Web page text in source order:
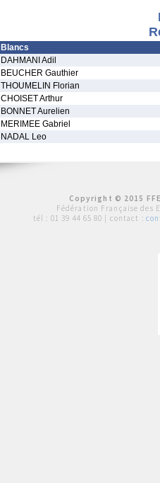
Blancs
DAHMANI Adil
BEUCHER Gauthier
THOUMELIN Florian
CHOISET Arthur
BONNET Aurelien
MERIMEE Gabriel
NADAL Leo
Copyright © 2015
Fédération Française des
tél : 01 39 44 65 80 | contact :